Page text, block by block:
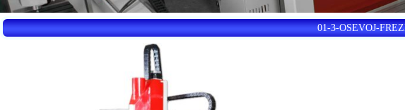
01-3-OSEVOJ-